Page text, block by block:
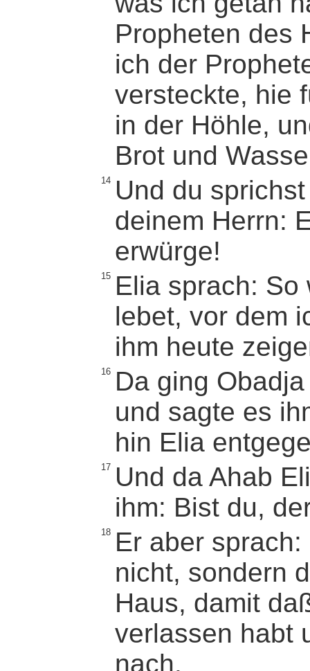
Propheten des
ich der
versteckte, hie
in der Höhle,
Brot und
14 Und du
deinem Herrn:
erwürge!
15 Elia sprach: So
lebet, vor dem
ihm heute
16 Da ging
und sagte es
hin Elia
17 Und da Ahab
ihm: Bist du,
18 Er aber
nicht, sondern
Haus, damit
verlassen habt
nach.